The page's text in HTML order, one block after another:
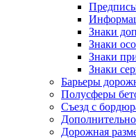
Знаки
Знаки
Знаки
Знаки
Барьеры
Полусферы
Съезд с
Дорожная